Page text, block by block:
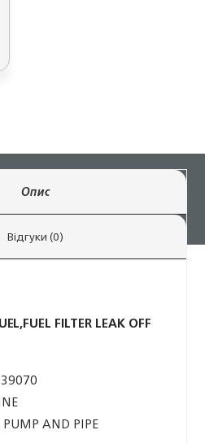
Опис
Відгуки (0)
FILTER LEAK OFF
AND PIPE